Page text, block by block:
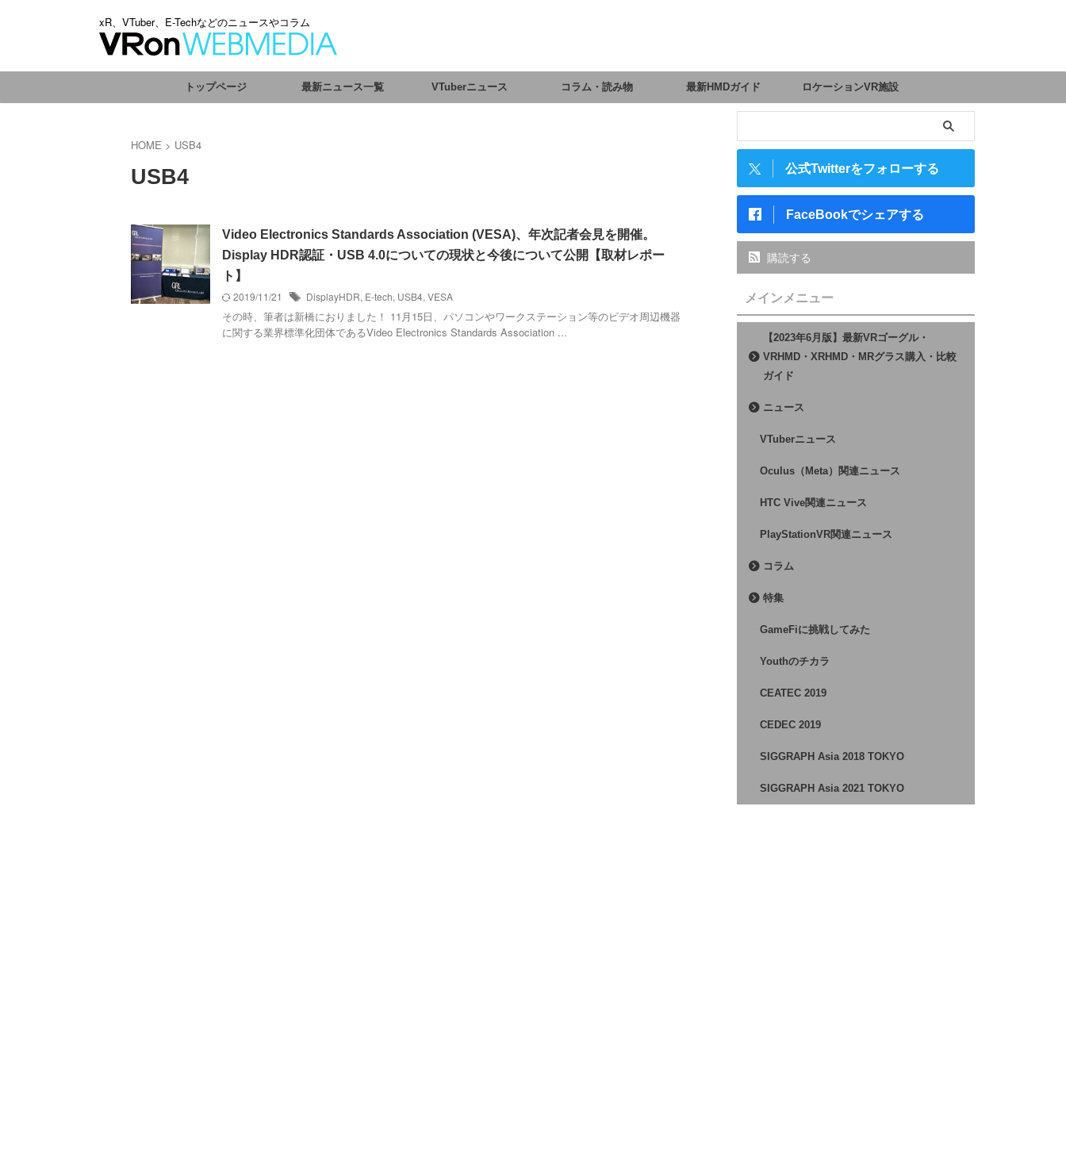
xR、VTuber、E-Techなどのニュースやコラム
トップページ 最新ニュース一覧 VTuberニュース コラム・読み物 最新HMDガイド ロケーションVR施設
HOME > USB4
USB4
Video Electronics Standards Association (VESA)、年次記者会見を開催。
Display HDR認証・USB 4.0についての現状と今後について公開【取材レポー
ト】
2019/11/21
DisplayHDR, E-tech, USB4, VESA
その時、筆者は新橋におりました！ 11月15日、パソコンやワークステーション等のビデオ周辺機器
に関する業界標準化団体であるVideo Electronics Standards Association ...
公式Twitterをフォローする
FaceBookでシェアする
購読する
メインメニュー
【2023年6月版】最新VRゴーグル・
VRHMD・XRHMD・MRグラス購入・比較
ガイド
ニュース
VTuberニュース
Oculus（Meta）関連ニュース
HTC Vive関連ニュース
PlayStationVR関連ニュース
コラム
特集
GameFiに挑戦してみた
Youthのチカラ
CEATEC 2019
CEDEC 2019
SIGGRAPH Asia 2018 TOKYO
SIGGRAPH Asia 2021 TOKYO